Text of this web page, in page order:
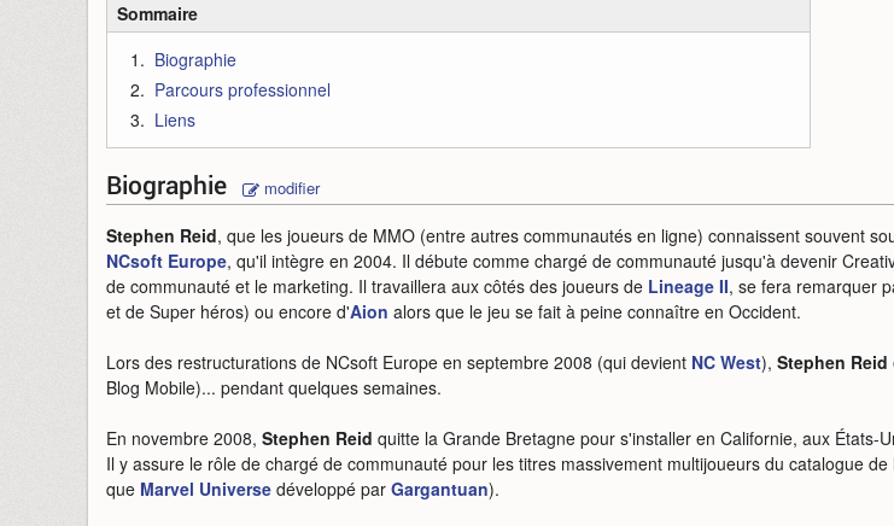
Sommaire
Biographie
Parcours professionnel
Liens
Biographie modifier
Stephen Reid, que les joueurs de MMO (entre autres communautés en ligne) connaissent souvent
NCsoft Europe, qu'il intègre en 2004. Il débute comme chargé de communauté jusqu'à devenir
de communauté et le marketing. Il travaillera aux côtés des joueurs de Lineage II, se fera remarquer
et de Super héros) ou encore d'Aion alors que le jeu se fait à peine connaître en Occident.
Lors des restructurations de NCsoft Europe en septembre 2008 (qui devient NC West), Stephen Reid
Blog Mobile)... pendant quelques semaines.
En novembre 2008, Stephen Reid quitte la Grande Bretagne pour s'installer en Californie, aux États-
Il y assure le rôle de chargé de communauté pour les titres massivement multijoueurs du catalogue
que Marvel Universe développé par Gargantuan).